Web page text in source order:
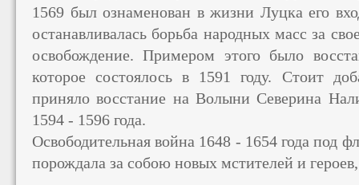
1569 был ознаменован в жизни Луцка его
останавливалась борьба народных масс за
освобождение. Примером этого было
которое состоялось в 1591 году. Стоит
приняло восстание на Волыни Северина
1594 - 1596 года.
Освободительная война 1648 - 1654 года под
порождала за собою новых мстителей и